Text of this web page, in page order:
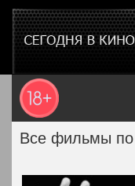
Все фильмы